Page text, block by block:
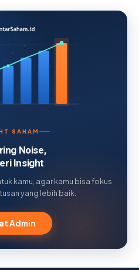
SAHAM
Noise,
Insight
kamu, agar kamu bisa fokus
yang lebih baik.
Admin